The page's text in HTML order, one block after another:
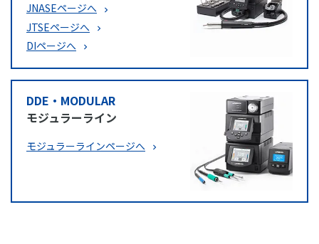
JNASEページへ
JTSEページへ
DIページへ
DDE・MODULAR
モジュラーライン
モジュラーラインページへ